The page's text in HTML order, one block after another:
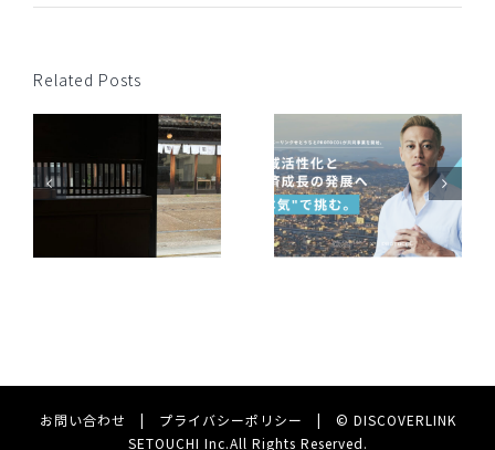
Related Posts
ディスカバーリンク
せとうちと
PROTOCOLが共同事
業を開始。 地域活性
化と経済成長の発展
JAL、広島空港、デ
ィスカバーリンクせ
とうちは新たな取り
組みにチャレンジし
ます ～「JALに乗っ
てBingo！備後デニ
お問い合わせ | プライバシーポリシー | © DISCOVERLINK
SETOUCHI Inc.All Rights Reserved.